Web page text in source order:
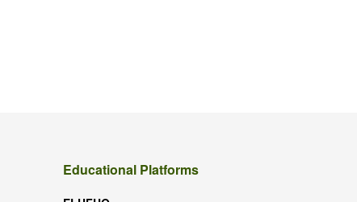
Educational Platforms